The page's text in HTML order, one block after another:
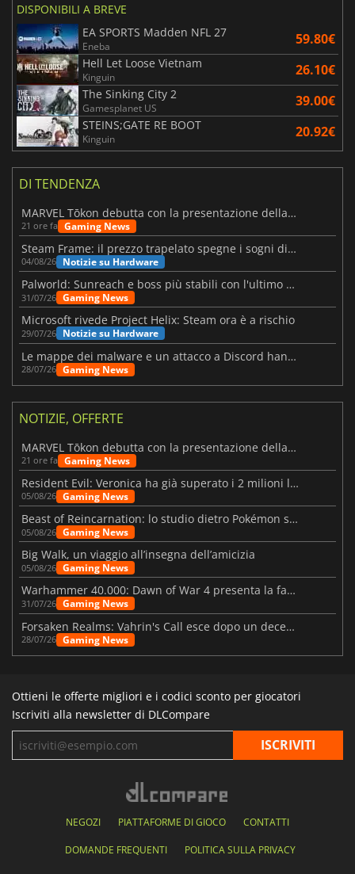
DISPONIBILI A BREVE
EA SPORTS Madden NFL 27
Eneba 59.80€
Hell Let Loose Vietnam
Kinguin 26.10€
The Sinking City 2
Gamesplanet US 39.00€
STEINS;GATE RE BOOT
Kinguin 20.92€
DI TENDENZA
MARVEL Tōkon debutta con la presentazione della roadmap per il primo anno
21 ore fa Gaming News
Steam Frame: il prezzo trapelato spegne i sogni di un VR economico
04/08/26 Notizie su Hardware
Palworld: Sunreach e boss più stabili con l'ultimo update
31/07/26 Gaming News
Microsoft rivede Project Helix: Steam ora è a rischio
29/07/26 Notizie su Hardware
Le mappe dei malware e un attacco a Discord hanno colpito Meccha Chameleon
28/07/26 Gaming News
NOTIZIE, OFFERTE
MARVEL Tōkon debutta con la presentazione della roadmap per il primo anno
21 ore fa Gaming News
Resident Evil: Veronica ha già superato i 2 milioni liste dei desideri
05/08/26 Gaming News
Beast of Reincarnation: lo studio dietro Pokémon su una nuova strada
05/08/26 Gaming News
Big Walk, un viaggio all’insegna dell’amicizia
05/08/26 Gaming News
Warhammer 40.000: Dawn of War 4 presenta la fazione dei Necron
31/07/26 Gaming News
Forsaken Realms: Vahrin's Call esce dopo un decennio di sviluppo
28/07/26 Gaming News
Ottieni le offerte migliori e i codici sconto per giocatori
Iscriviti alla newsletter di DLCompare
NEGOZI PIATTAFORME DI GIOCO CONTATTI
DOMANDE FREQUENTI POLITICA SULLA PRIVACY